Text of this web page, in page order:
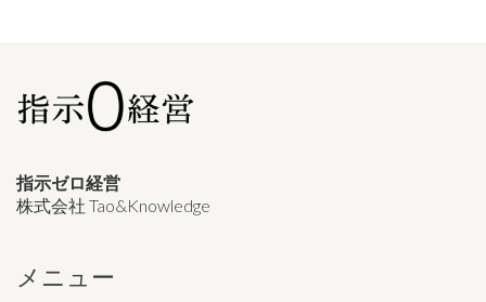
指示ゼロ経営
株式会社 Tao&Knowledge
メニュー